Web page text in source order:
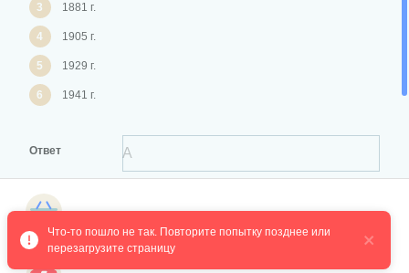
3 1881 г.
4 1905 г.
5 1929 г.
6 1941 г.
Ответ
Что-то пошло не так. Повторите попытку позднее или
перезагрузите страницу